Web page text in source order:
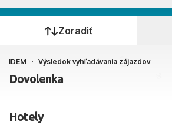
Kedy cestujete?
Bratislava, Košice, Piešťany, Poprad
Zoradiť
IDEM Výsledok vyhľadávania zájazdov
Dovolenka
Hotely